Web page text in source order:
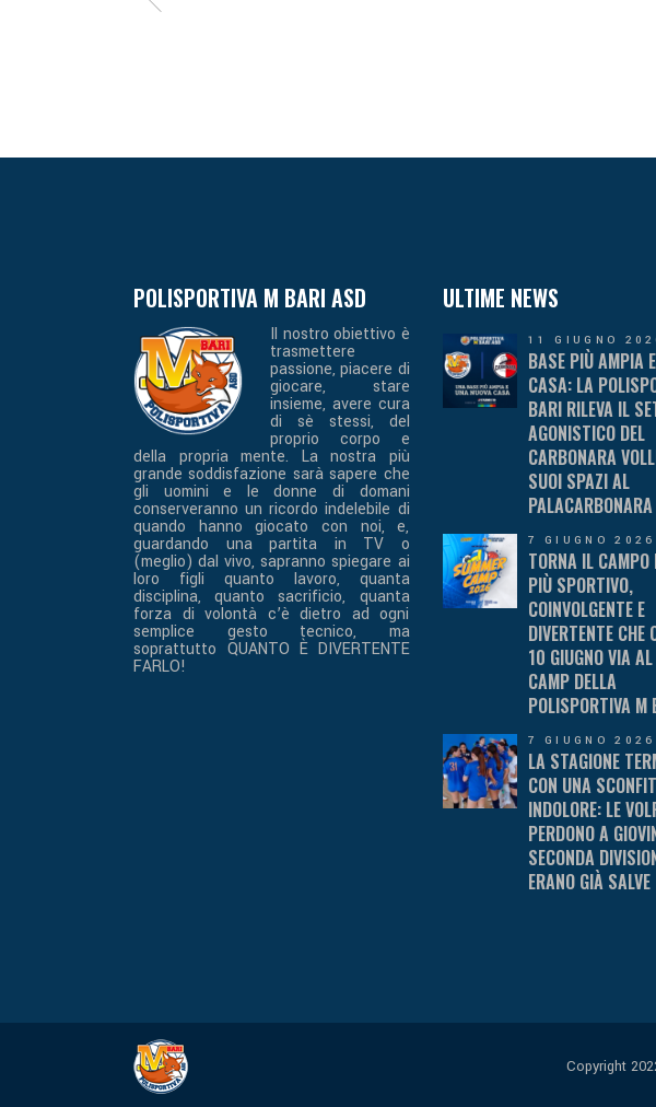
POLISPORTIVA M BARI ASD
Il nostro obiettivo è
trasmettere
passione, piacere di
giocare, stare
insieme, avere cura
di sè stessi, del
proprio corpo e
della propria mente. La nostra più
grande soddisfazione sarà sapere che
gli uomini e le donne di domani
conserveranno un ricordo indelebile di
quando hanno giocato con noi, e,
guardando una partita in TV o
(meglio) dal vivo, sapranno spiegare ai
loro figli quanto lavoro, quanta
disciplina, quanto sacrificio, quanta
forza di volontà c’è dietro ad ogni
semplice gesto tecnico, ma
soprattutto QUANTO È DIVERTENTE
FARLO!
ULTIME NEWS
11 GIUGNO
BASE PIÙ AMPIA
CASA: LA
BARI RILEVA IL
AGONISTICO DEL
CARBONARA
SUOI SPAZI AL
PALACARBONARA
7 GIUGNO 2026
TORNA IL CAMPO
PIÙ SPORTIVO,
COINVOLGENTE E
DIVERTENTE CHE
10 GIUGNO VIA
CAMP DELLA
POLISPORTIVA M
7 GIUGNO 2026
LA STAGIONE
CON UNA
INDOLORE: LE
PERDONO A
SECONDA
ERANO GIÀ SALVE
Copyright